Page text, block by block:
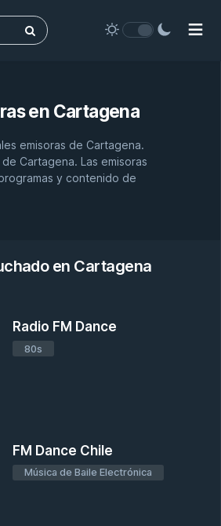
en Cartagena
emisoras de Cartagena.
Cartagena. Las emisoras
y contenido de
en Cartagena
Radio FM Dance
80s
FM Dance Chile
Música de Baile Electrónica